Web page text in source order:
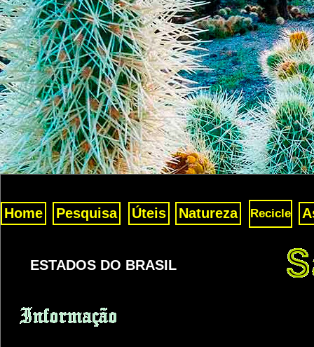
Home Pesquisa Úteis Natureza Recicle
ESTADOS DO BRASIL